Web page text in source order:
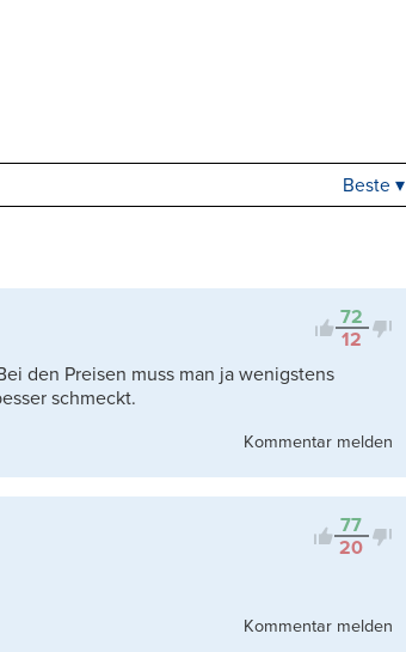
Kontrovers
Beste ▾
72
12
den Preisen muss man ja wenigstens
schmeckt.
Kommentar melden
77
20
Kommentar melden